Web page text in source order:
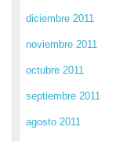
diciembre 2011
noviembre 2011
octubre 2011
septiembre 2011
agosto 2011